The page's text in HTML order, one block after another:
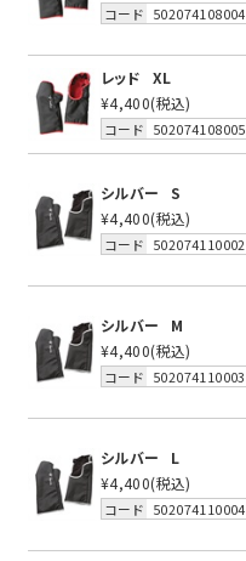
コード 502074108004
レッド
XL
¥4,400(税込)
コード 502074108005
シルバー
S
¥4,400(税込)
コード 502074110002
シルバー
M
¥4,400(税込)
コード 502074110003
シルバー
L
¥4,400(税込)
コード 502074110004